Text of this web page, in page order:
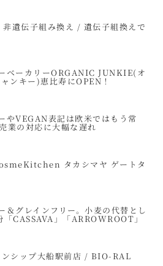
遺伝子組み換え / 遺伝子組換えで
ベーカリーORGANIC JUNKIE(オ
ンキー)恵比寿にOPEN！
やVEGAN表記は欧米ではもう常
業の対応に大幅な遅れ
タカシマヤ ゲートタ
＆グレインフリー。小麦の代替とし
CASSAVA」「ARROWROOT」
ンシップ大船駅前店 / BIO-RAL